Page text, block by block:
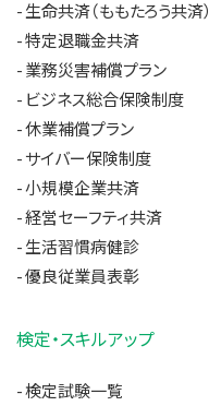
生命共済（ももたろう共済）
特定退職金共済
業務災害補償プラン
ビジネス総合保険制度
休業補償プラン
サイバー保険制度
小規模企業共済
経営セーフティ共済
生活習慣病健診
優良従業員表彰
検定・スキルアップ
検定試験一覧